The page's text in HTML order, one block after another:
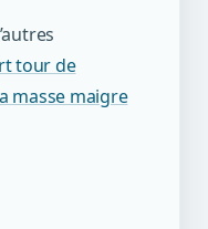
tour de
masse maigre